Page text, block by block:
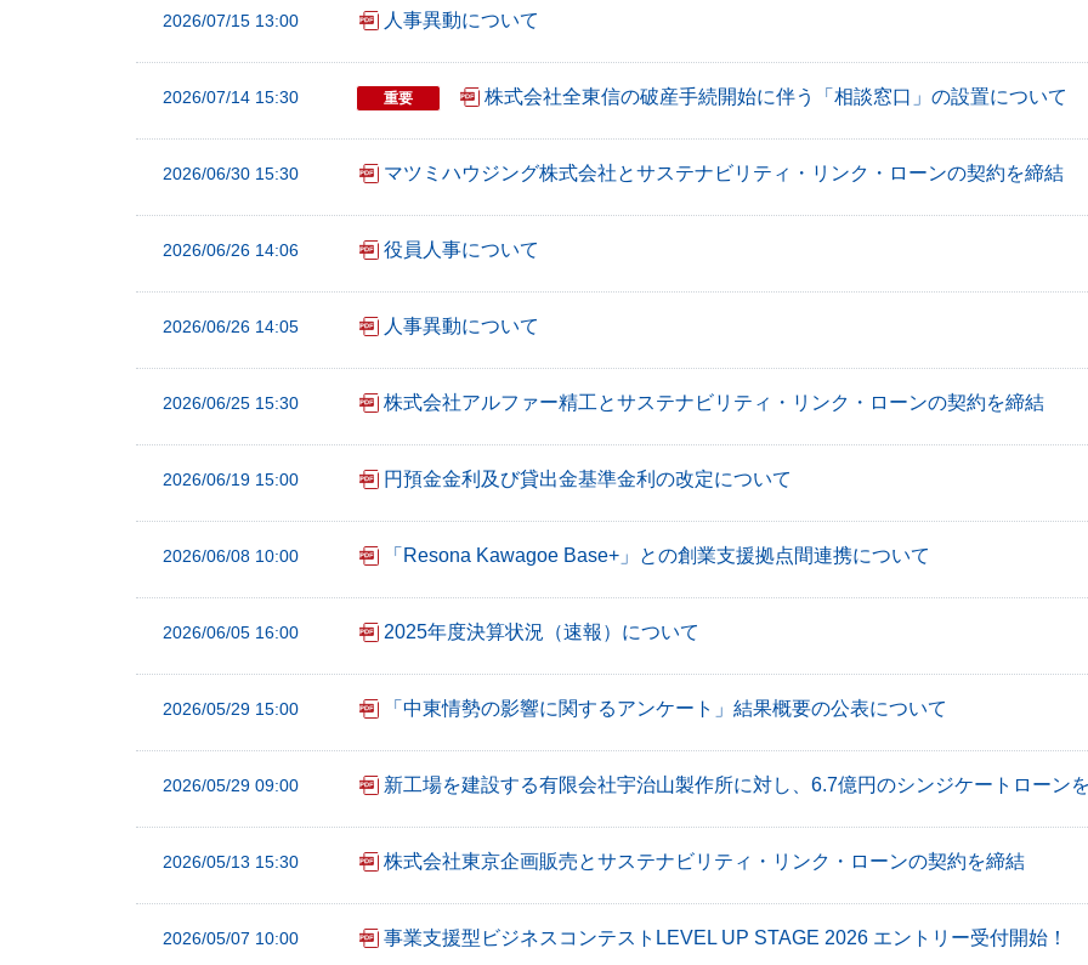
2026/07/15 13:00 人事異動について
2026/07/14 15:30 重要 株式会社全東信の破産手続開始に伴う「相談窓口」の設置について
2026/06/30 15:30 マツミハウジング株式会社とサステナビリティ・リンク・ローンの契約を締結
2026/06/26 14:06 役員人事について
2026/06/26 14:05 人事異動について
2026/06/25 15:30 株式会社アルファー精工とサステナビリティ・リンク・ローンの契約を締結
2026/06/19 15:00 円預金金利及び貸出金基準金利の改定について
2026/06/08 10:00 「Resona Kawagoe Base+」との創業支援拠点間連携について
2026/06/05 16:00 2025年度決算状況（速報）について
2026/05/29 15:00 「中東情勢の影響に関するアンケート」結果概要の公表について
2026/05/29 09:00 新工場を建設する有限会社宇治山製作所に対し、6.7億円のシンジケートローン
2026/05/13 15:30 株式会社東京企画販売とサステナビリティ・リンク・ローンの契約を締結
2026/05/07 10:00 事業支援型ビジネスコンテストLEVEL UP STAGE 2026 エントリー受付開始！